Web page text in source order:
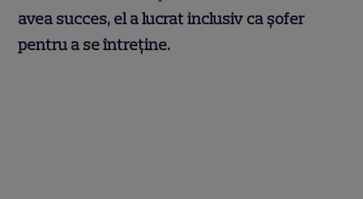
avea succes, el a lucrat inclusiv ca șofer
pentru a se întreține.